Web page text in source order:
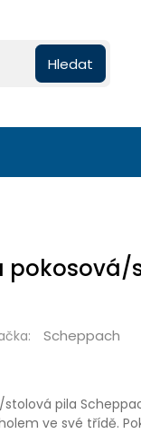
Hledat
Scheppach
pila
ve své třídě.